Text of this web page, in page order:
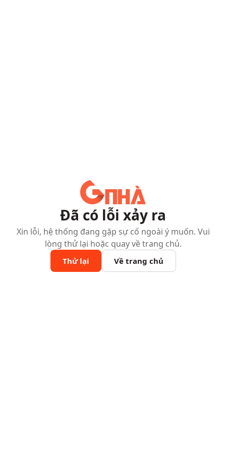
Đã có lỗi xảy ra
Xin lỗi, hệ thống đang gặp sự cố ngoài ý muốn. Vui
lòng thử lại hoặc quay về trang chủ.
Thử lại Về trang chủ